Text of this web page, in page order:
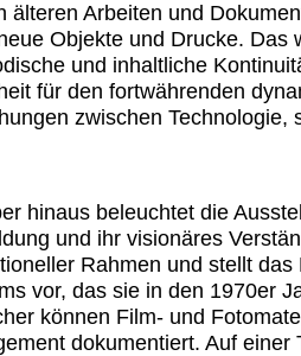
älteren Arbeiten und
Objekte und Drucke. Das
und inhaltliche
für den fortwährenden
zwischen Technologie,
hinaus beleuchtet die
und ihr visionäres
Rahmen und stellt
vor, das sie in den 1970er
können Film- und
dokumentiert. Auf einer